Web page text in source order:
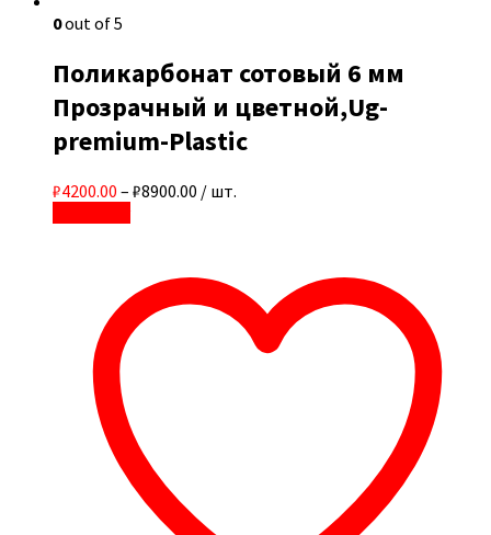
0out of 5
Поликарбонат сотовый 6 мм
Прозрачный и цветной,Ug-
premium-Plastic
₽4200.00 – ₽8900.00 / шт.